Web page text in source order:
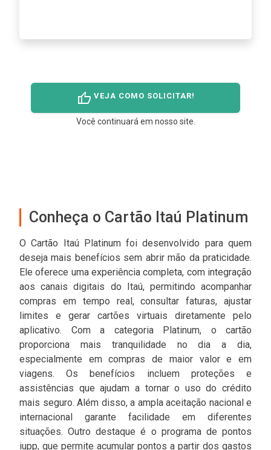
thumb_up VEJA COMO SOLICITAR!
Você continuará em nosso site.
Conheça o Cartão Itaú Platinum
O Cartão Itaú Platinum foi desenvolvido para quem
deseja mais benefícios sem abrir mão da praticidade.
Ele oferece uma experiência completa, com integração
aos canais digitais do Itaú, permitindo acompanhar
compras em tempo real, consultar faturas, ajustar
limites e gerar cartões virtuais diretamente pelo
aplicativo. Com a categoria Platinum, o cartão
proporciona mais tranquilidade no dia a dia,
especialmente em compras de maior valor e em
viagens. Os benefícios incluem proteções e
assistências que ajudam a tornar o uso do crédito
mais seguro. Além disso, a ampla aceitação nacional e
internacional garante facilidade em diferentes
situações. Outro destaque é o programa de pontos
iupp, que permite acumular pontos a partir dos gastos